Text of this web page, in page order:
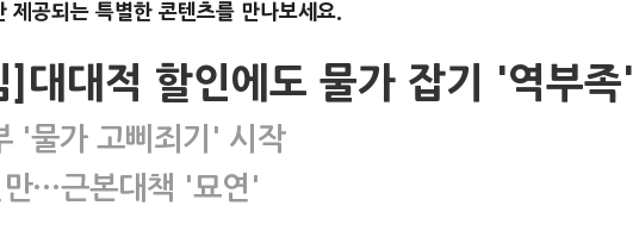
제공되는 특별한 콘텐츠를 만나보세요.
]대대적 할인에도 물가 잡기 '역부족'
'물가 고삐죄기' 시작
만…근본대책 '묘연'